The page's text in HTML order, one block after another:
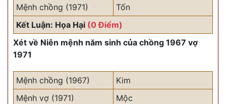
Mệnh chồng (1971)
Tốn
Kết Luận: Họa Hại (0 Điểm)
Xét về Niên mệnh năm sinh của chồng 1967 vợ
1971
Mệnh chồng (1967)
Kim
Mệnh vợ (1971)
Mộc